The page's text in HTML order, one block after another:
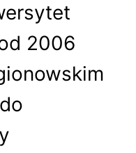
2006